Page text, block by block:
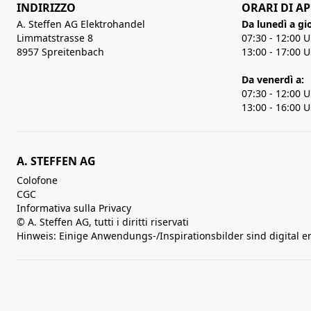
INDIRIZZO
A. Steffen AG Elektrohandel
Limmatstrasse 8
8957 Spreitenbach
ORARI DI
Da lunedì a
07:30 - 12:00
13:00 - 17:00
Da venerdì a:
07:30 - 12:00
13:00 - 16:00
A. STEFFEN AG
Colofone
CGC
Informativa sulla Privacy
© A. Steffen AG, tutti i diritti riservati
Hinweis: Einige Anwendungs-/Inspirationsbilder sind digital